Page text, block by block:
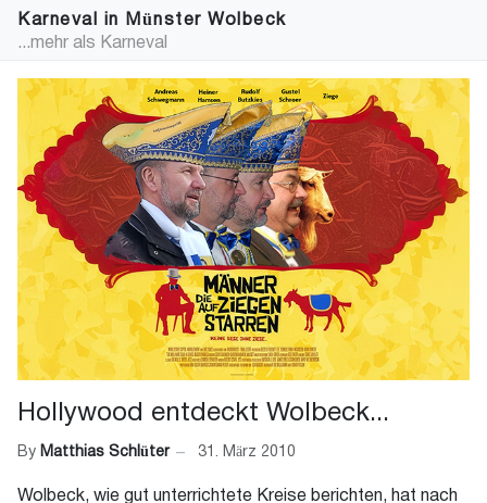
Karneval in Münster Wolbeck
...mehr als Karneval
Hollywood entdeckt Wolbeck...
By Matthias Schlüter 31. März 2010
Wolbeck, wie gut unterrichtete Kreise berichten, hat nach